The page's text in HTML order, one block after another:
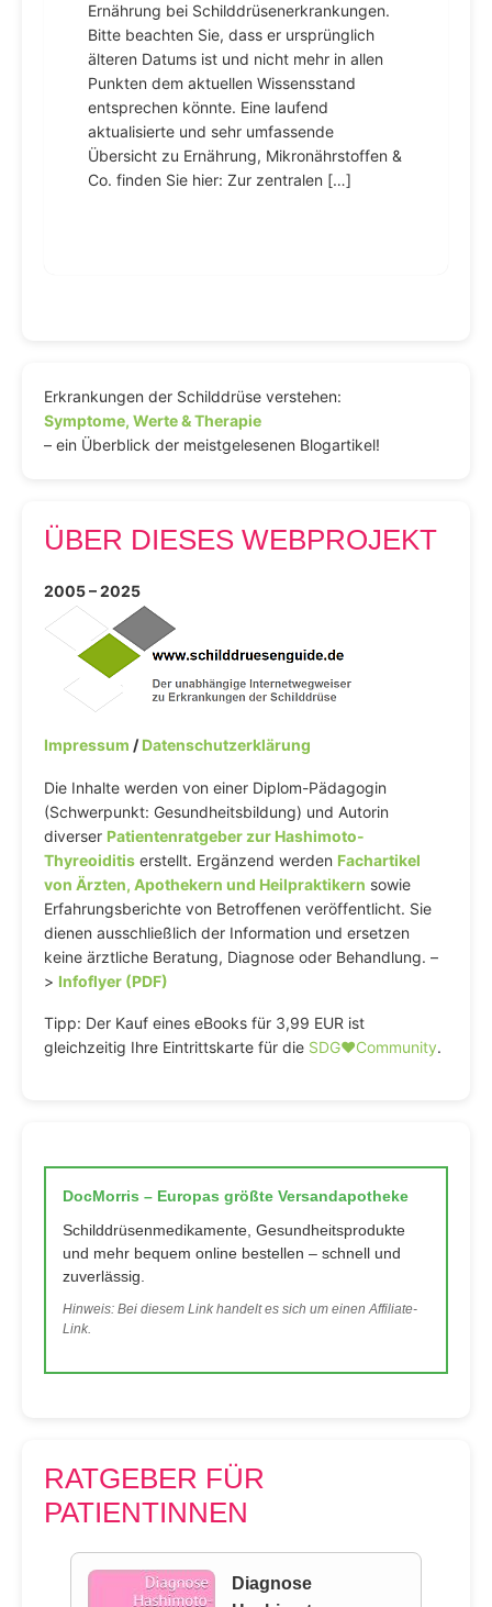
Ernährung bei Schilddrüsenerkrankungen.
Bitte beachten Sie, dass er ursprünglich
älteren Datums ist und nicht mehr in allen
Punkten dem aktuellen Wissensstand
entsprechen könnte. Eine laufend
aktualisierte und sehr umfassende
Übersicht zu Ernährung, Mikronährstoffen &
Co. finden Sie hier: Zur zentralen […]
Erkrankungen der Schilddrüse verstehen:
Symptome, Werte & Therapie
– ein Überblick der meistgelesenen Blogartikel!
ÜBER DIESES WEBPROJEKT
2005 – 2025
Impressum /Datenschutzerklärung
Die Inhalte werden von einer Diplom-Pädagogin
(Schwerpunkt: Gesundheitsbildung) und Autorin
diverser Patientenratgeber zur Hashimoto-
Thyreoiditis erstellt. Ergänzend werden Fachartikel
von Ärzten, Apothekern und Heilpraktikern sowie
Erfahrungsberichte von Betroffenen veröffentlicht. Sie
dienen ausschließlich der Information und ersetzen
keine ärztliche Beratung, Diagnose oder Behandlung. –
> Infoflyer (PDF)
Tipp: Der Kauf eines eBooks für 3,99 EUR ist
gleichzeitig Ihre Eintrittskarte für die SDG♥️Community.
DocMorris – Europas größte Versandapotheke
Schilddrüsenmedikamente, Gesundheitsprodukte
und mehr bequem online bestellen – schnell und
zuverlässig.
Hinweis: Bei diesem Link handelt es sich um einen Affiliate-
Link.
RATGEBER FÜR
PATIENTINNEN
Diagnose